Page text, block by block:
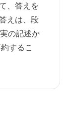
、答えを
えは、段
の記述か
するこ